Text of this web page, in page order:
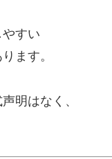
すい
ます。
明はなく、